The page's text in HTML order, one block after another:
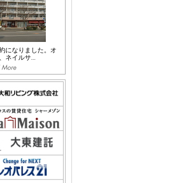
になりました。オ
ネイルサ...